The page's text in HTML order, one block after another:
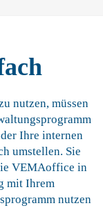
nutzen, müssen
Ihre internen
umstellen. Sie
VEMAoffice in
mit Ihrem
nutzen